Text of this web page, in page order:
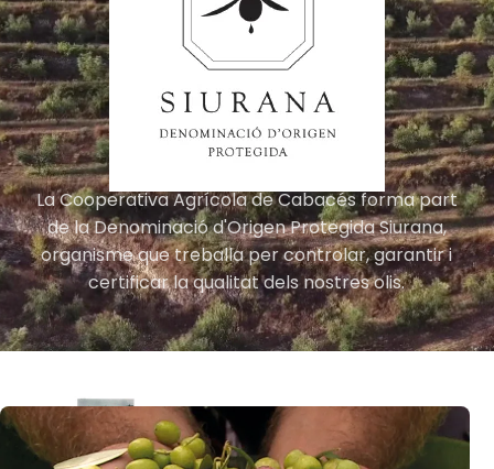
La Cooperativa Agrícola de Cabacés forma part
de la Denominació d'Origen Protegida Siurana,
organisme que treballa per controlar, garantir i
certificar la qualitat dels nostres olis.